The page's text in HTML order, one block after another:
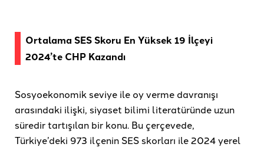
Ortalama SES Skoru En Yüksek 19 İlçeyi
2024’te CHP Kazandı
Sosyoekonomik seviye ile oy verme davranışı
arasındaki ilişki, siyaset bilimi literatüründe uzun
süredir tartışılan bir konu. Bu çerçevede,
Türkiye’deki 973 ilçenin SES skorları ile 2024 yerel